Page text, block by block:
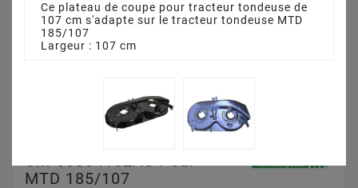
MTD 185/107
Ce plateau de coupe pour tracteur tondeuse de
107 cm s'adapte sur le tracteur tondeuse MTD
185/107
Largeur : 107 cm